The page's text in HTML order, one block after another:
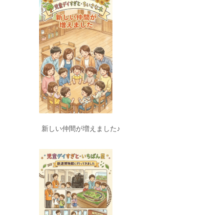
新しい仲間が増えました♪